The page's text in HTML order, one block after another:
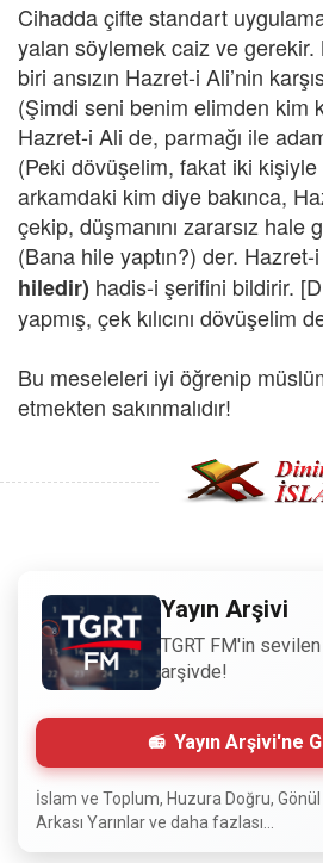
Cihadda çifte standart
yalan söylemek caiz ve gerekir.
biri ansızın Hazret-i Ali’nin
(Şimdi seni benim elimden kim
Hazret-i Ali de, parmağı ile
(Peki dövüşelim, fakat iki
arkamdaki kim diye bakınca,
çekip, düşmanını zararsız hale
(Bana hile yaptın?) der. Hazret-
hiledir) hadis-i şerifini bildirir.
yapmış, çek kılıcını dövüşelim
Bu meseleleri iyi öğrenip
etmekten sakınmalıdır!
Sitemizdeki bilgiler, bütün
hazırlanmıştır. Orijinaline sadık
almaya gerek kalmadan, herkes
edebilir.
Normal Siteyi
Yayın Arşivi
TGRT FM'in
arşivde!
Yayın Arşivi'ne
İslam ve Toplum, Huzura Doğru, Gönül
Arkası Yarınlar ve daha fazlası...